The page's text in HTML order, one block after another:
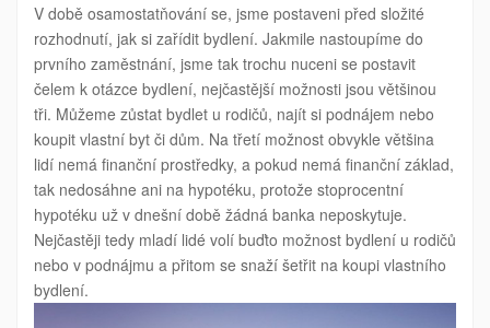
VLASTNÍM
V době osamostatňování se, jsme postaveni před složité
rozhodnutí, jak si zařídit bydlení. Jakmile nastoupíme do
prvního zaměstnání, jsme tak trochu nuceni se postavit
čelem k otázce bydlení, nejčastější možnosti jsou většinou
tři. Můžeme zůstat bydlet u rodičů, najít si podnájem nebo
koupit vlastní byt či dům. Na třetí možnost obvykle většina
lidí nemá finanční prostředky, a pokud nemá finanční základ,
tak nedosáhne ani na hypotéku, protože stoprocentní
hypotéku už v dnešní době žádná banka neposkytuje.
Nejčastěji tedy mladí lidé volí buďto možnost bydlení u rodičů
nebo v podnájmu a přitom se snaží šetřit na koupi vlastního
bydlení.